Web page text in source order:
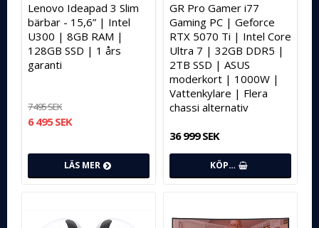
Lenovo Ideapad 3 Slim
bärbar - 15,6” | Intel
U300 | 8GB RAM |
128GB SSD | 1 års
garanti
7 495 SEK
6 495 SEK
LÄS MER
GR Pro Gamer i77
Gaming PC | Geforce
RTX 5070 Ti | Intel Core
Ultra 7 | 32GB DDR5 |
2TB SSD | ASUS
moderkort | 1000W |
Vattenkylare | Flera
chassi alternativ
36 999 SEK
KÖP…